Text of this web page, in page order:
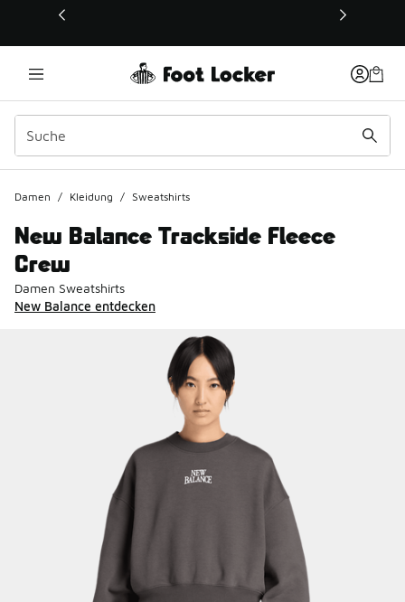
Dieser Link öffnet sich in einem neuen Fenster
Damen / Kleidung / Sweatshirts
New Balance Trackside Fleece
Crew
Damen Sweatshirts
New Balance entdecken